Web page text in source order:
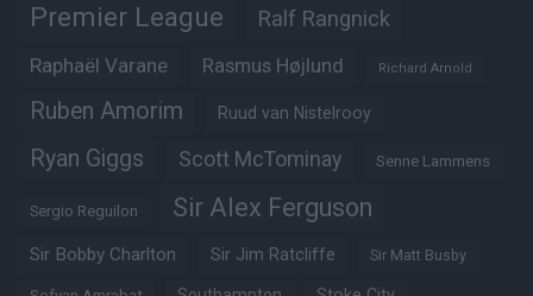
Premier League Ralf Rangnick
Raphaël Varane Rasmus Højlund Richard Arnold
Ruben Amorim Ruud van Nistelrooy
Ryan Giggs Scott McTominay Senne Lammens
Sergio Reguilon Sir Alex Ferguson
Sir Bobby Charlton Sir Jim Ratcliffe Sir Matt Busby